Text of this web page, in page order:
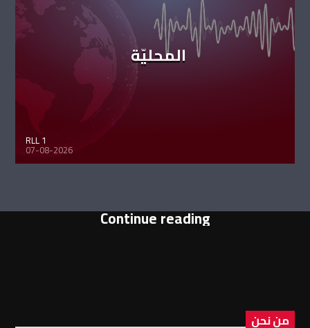
المحليّة
RLL 1
07-08-2026
Continue reading
من نحن